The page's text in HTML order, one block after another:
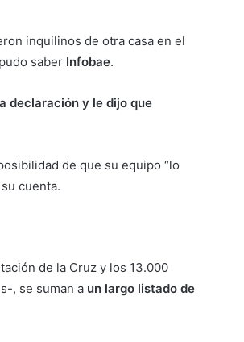
inquilinos de otra casa en el
saber Infobae.
declaración y le dijo que
de que su equipo “lo
cuenta.
de la Cruz y los 13.000
, se suman a un largo listado de